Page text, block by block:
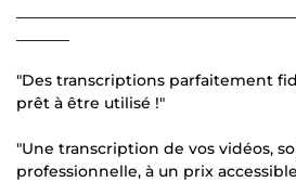
"Des transcriptions parfaitement
prêt à être utilisé !"
"Une transcription de vos vidéos,
professionnelle, à un prix